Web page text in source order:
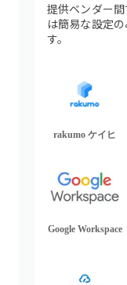
提供ベンダー
は簡易な設定
す。
rakumo ケイヒ
Google Workspace